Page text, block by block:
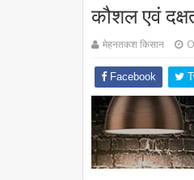
कौशल एवं
मेहनतकश किसान
Facebook